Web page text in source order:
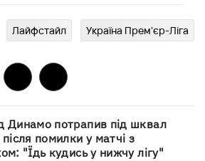
Лайфстайл Україна Прем'єр-Ліга
Динамо потрапив під шквал
помилки у матчі з
"Їдь кудись у нижчу лігу"